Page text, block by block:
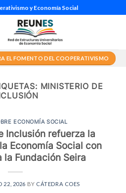
y Economía Social
EL FOMENTO DEL COOPERATIVISMO
MINISTERIO DE
ECONOMÍA SOCIAL
Inclusión refuerza la
Economía Social con
la Fundación Seira
22, 2026 BY CÁTEDRA COES